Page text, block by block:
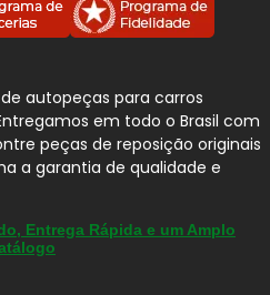
autopeças para carros
em todo o Brasil com
peças de reposição originais
a garantia de qualidade e
Entrega Rápida e um Amplo